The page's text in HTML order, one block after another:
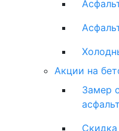
Акции на
Замер
Скидка